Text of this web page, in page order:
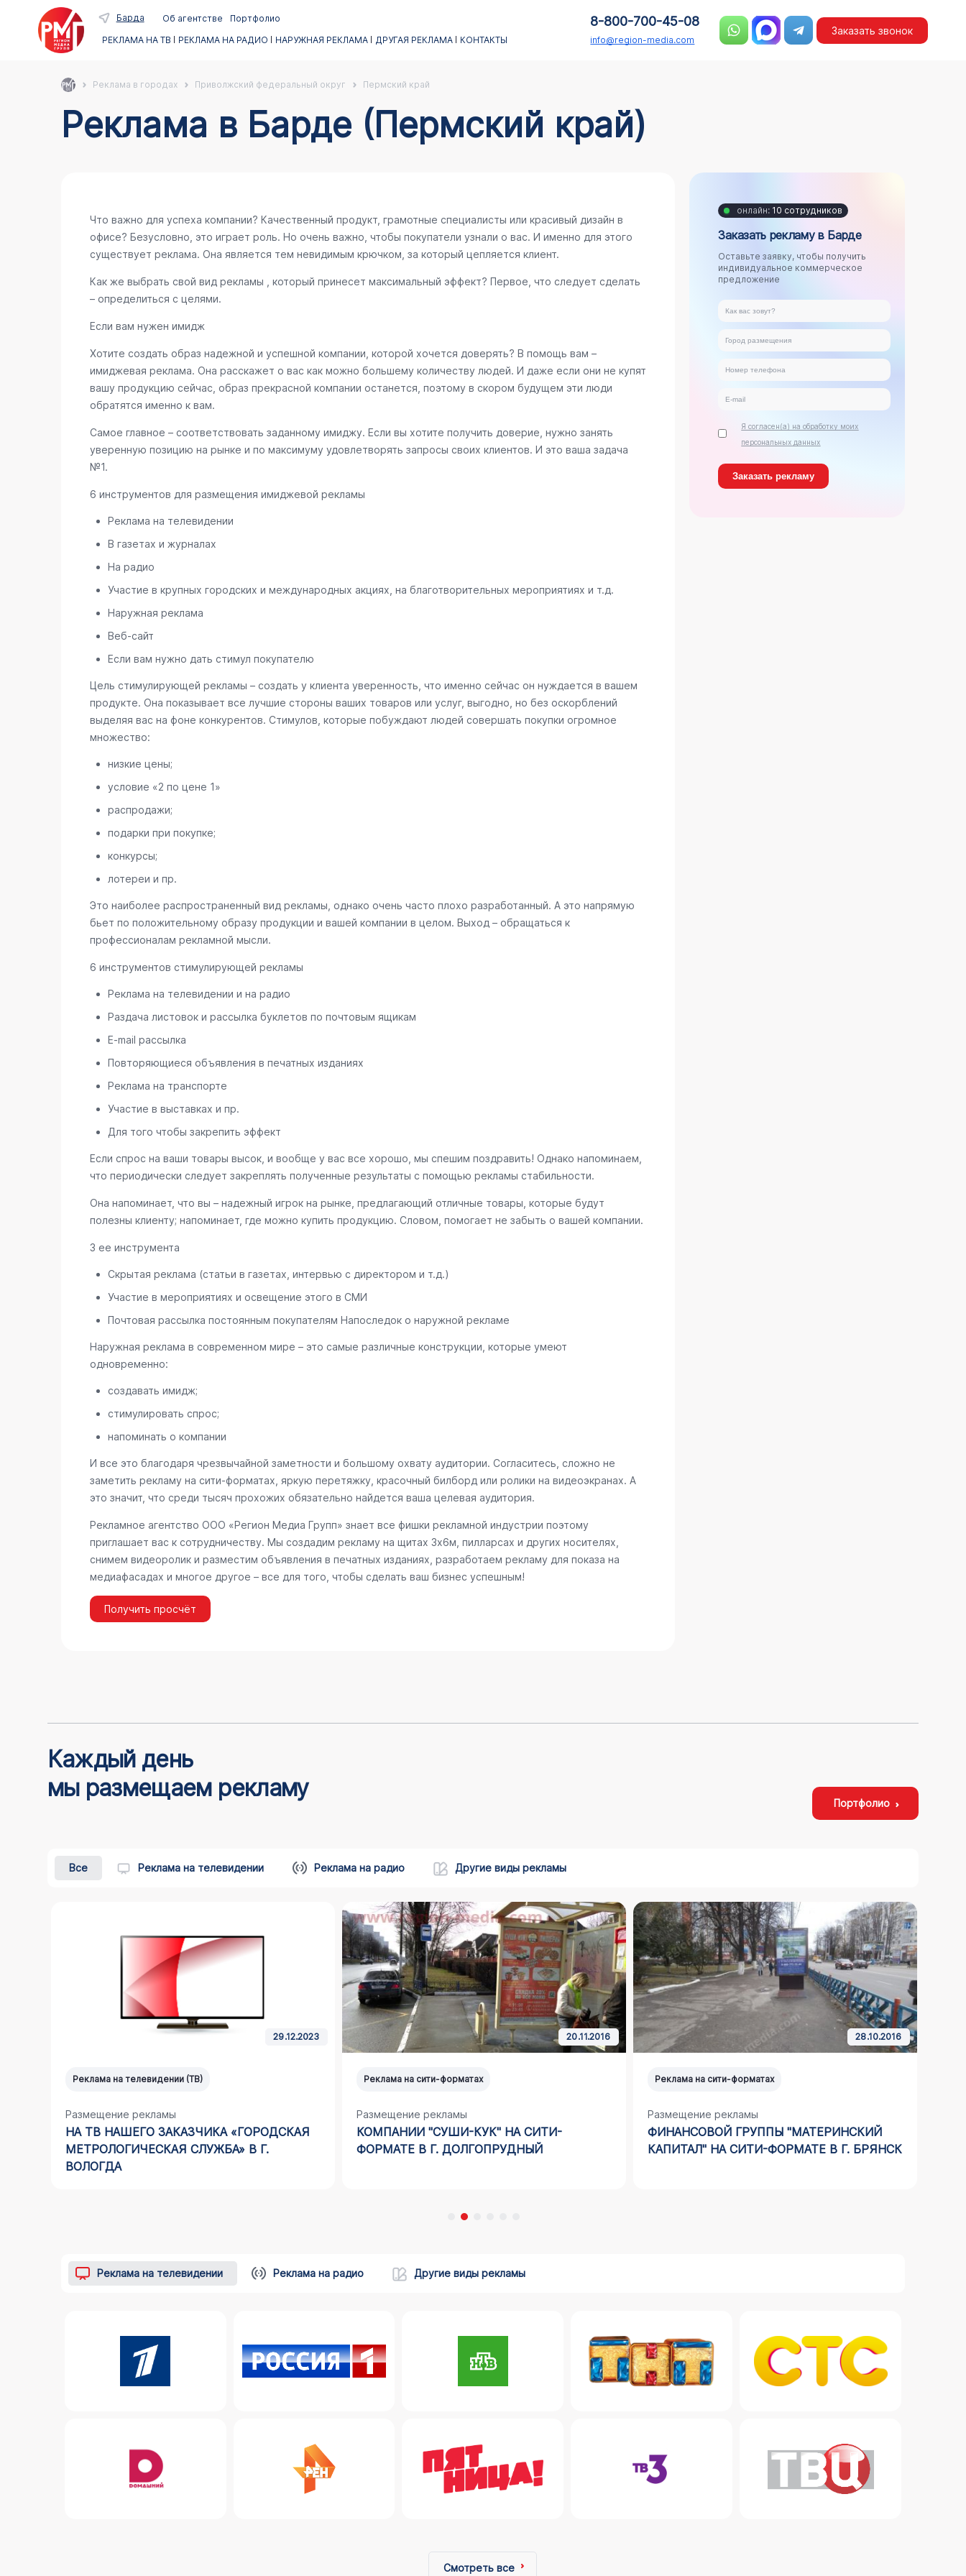
Барда Об агентстве
Портфолио
РЕКЛАМА НА ТВ
РЕКЛАМА НА РАДИО НАРУЖНАЯ РЕКЛАМА ДРУГАЯ РЕКЛАМА КОНТАКТЫ
8-800-700-45-08
info@region-media.com
Заказать звонок
Реклама в городах Приволжский федеральный округ Пермский край
Реклама в Барде (Пермский край)
Что важно для успеха компании? Качественный продукт, грамотные специалисты или красивый дизайн в
офисе? Безусловно, это играет роль. Но очень важно, чтобы покупатели узнали о вас. И именно для этого
существует реклама. Она является тем невидимым крючком, за который цепляется клиент.
Как же выбрать свой вид рекламы , который принесет максимальный эффект? Первое, что следует сделать
– определиться с целями.
Если вам нужен имидж
Хотите создать образ надежной и успешной компании, которой хочется доверять? В помощь вам –
имиджевая реклама. Она расскажет о вас как можно большему количеству людей. И даже если они не купят
вашу продукцию сейчас, образ прекрасной компании останется, поэтому в скором будущем эти люди
обратятся именно к вам.
Самое главное – соответствовать заданному имиджу. Если вы хотите получить доверие, нужно занять
уверенную позицию на рынке и по максимуму удовлетворять запросы своих клиентов. И это ваша задача
№1.
6 инструментов для размещения имиджевой рекламы
Реклама на телевидении
В газетах и журналах
На радио
Участие в крупных городских и международных акциях, на благотворительных мероприятиях и т.д.
Наружная реклама
Веб-сайт
Если вам нужно дать стимул покупателю
Цель стимулирующей рекламы – создать у клиента уверенность, что именно сейчас он нуждается в вашем
продукте. Она показывает все лучшие стороны ваших товаров или услуг, выгодно, но без оскорблений
выделяя вас на фоне конкурентов. Стимулов, которые побуждают людей совершать покупки огромное
множество:
низкие цены;
условие «2 по цене 1»
распродажи;
подарки при покупке;
конкурсы;
лотереи и пр.
Это наиболее распространенный вид рекламы, однако очень часто плохо разработанный. А это напрямую
бьет по положительному образу продукции и вашей компании в целом. Выход – обращаться к
профессионалам рекламной мысли.
6 инструментов стимулирующей рекламы
Реклама на телевидении и на радио
Раздача листовок и рассылка буклетов по почтовым ящикам
E-mail рассылка
Повторяющиеся объявления в печатных изданиях
Реклама на транспорте
Участие в выставках и пр.
Для того чтобы закрепить эффект
Если спрос на ваши товары высок, и вообще у вас все хорошо, мы спешим поздравить! Однако напоминаем,
что периодически следует закреплять полученные результаты с помощью рекламы стабильности.
Она напоминает, что вы – надежный игрок на рынке, предлагающий отличные товары, которые будут
полезны клиенту; напоминает, где можно купить продукцию. Словом, помогает не забыть о вашей компании.
3 ее инструмента
Скрытая реклама (статьи в газетах, интервью с директором и т.д.)
Участие в мероприятиях и освещение этого в СМИ
Почтовая рассылка постоянным покупателям Напоследок о наружной рекламе
Наружная реклама в современном мире – это самые различные конструкции, которые умеют
одновременно:
создавать имидж;
стимулировать спрос;
напоминать о компании
И все это благодаря чрезвычайной заметности и большому охвату аудитории. Согласитесь, сложно не
заметить рекламу на сити-форматах, яркую перетяжку, красочный билборд или ролики на видеоэкранах. А
это значит, что среди тысяч прохожих обязательно найдется ваша целевая аудитория.
Рекламное агентство ООО «Регион Медиа Групп» знает все фишки рекламной индустрии поэтому
приглашает вас к сотрудничеству. Мы создадим рекламу на щитах 3х6м, пилларсах и других носителях,
снимем видеоролик и разместим объявления в печатных изданиях, разработаем рекламу для показа на
медиафасадах и многое другое – все для того, чтобы сделать ваш бизнес успешным!
Получить просчёт
онлайн: 10 сотрудников
Заказать рекламу в Барде
Оставьте заявку, чтобы получить
индивидуальное коммерческое
предложение
Я согласен(а) на обработку моих
персональных данных
Каждый день
мы размещаем рекламу
Портфолио
Все Реклама на телевидении Реклама на радио Другие виды рекламы
29.12.2023
Реклама на телевидении (ТВ)
Размещение рекламы
НА ТВ НАШЕГО ЗАКАЗЧИКА «ГОРОДСКАЯ
МЕТРОЛОГИЧЕСКАЯ СЛУЖБА» В Г.
ВОЛОГДА
20.11.2016
Реклама на сити-форматах
Размещение рекламы
КОМПАНИИ "СУШИ-КУК" НА СИТИ-
ФОРМАТЕ В Г. ДОЛГОПРУДНЫЙ
28.10.2016
Реклама на сити-форматах
Размещение рекламы
ФИНАНСОВОЙ ГРУППЫ "МАТЕРИНСКИЙ
КАПИТАЛ" НА СИТИ-ФОРМАТЕ В Г. БРЯНСК
Реклама на телевидении Реклама на радио Другие виды рекламы
Смотреть все